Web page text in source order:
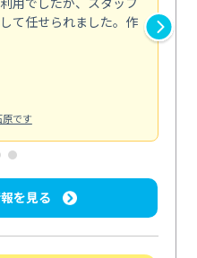
て任せられました。作
です
を見る